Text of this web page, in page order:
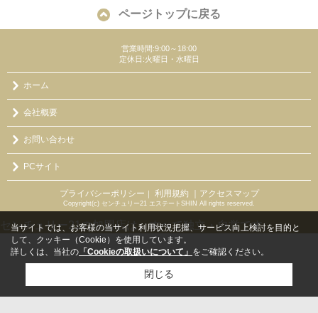
ページトップに戻る
営業時間:9:00～18:00
定休日:火曜日・水曜日
ホーム
会社概要
お問い合わせ
PCサイト
プライバシーポリシー ｜ 利用規約 ｜アクセスマップ
Copyright(c) センチュリー21 エステートSHIN All rights reserved.
センチュリー21の加盟店は、すべて独立・自営です。
当サイトでは、お客様の当サイト利用状況把握、サービス向上検討を目的と
して、クッキー（Cookie）を使用しています。
詳しくは、当社の 「Cookieの取扱いについて」 をご確認ください。
閉じる